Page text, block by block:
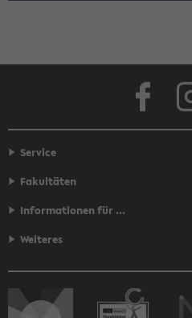
Face­book
Service
Fakultäten
Informationen für ...
Weiteres